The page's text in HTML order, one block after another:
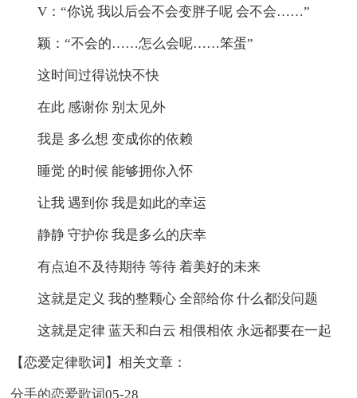
V：“你说 我以后会不会变胖子呢 会不会……”
颖：“不会的……怎么会呢……笨蛋”
这时间过得说快不快
在此 感谢你 别太见外
我是 多么想 变成你的依赖
睡觉 的时候 能够拥你入怀
让我 遇到你 我是如此的幸运
静静 守护你 我是多么的庆幸
有点迫不及待期待 等待 着美好的未来
这就是定义 我的整颗心 全部给你 什么都没问题
这就是定律 蓝天和白云 相偎相依 永远都要在一起
【恋爱定律歌词】相关文章：
分手的恋爱歌词05-28